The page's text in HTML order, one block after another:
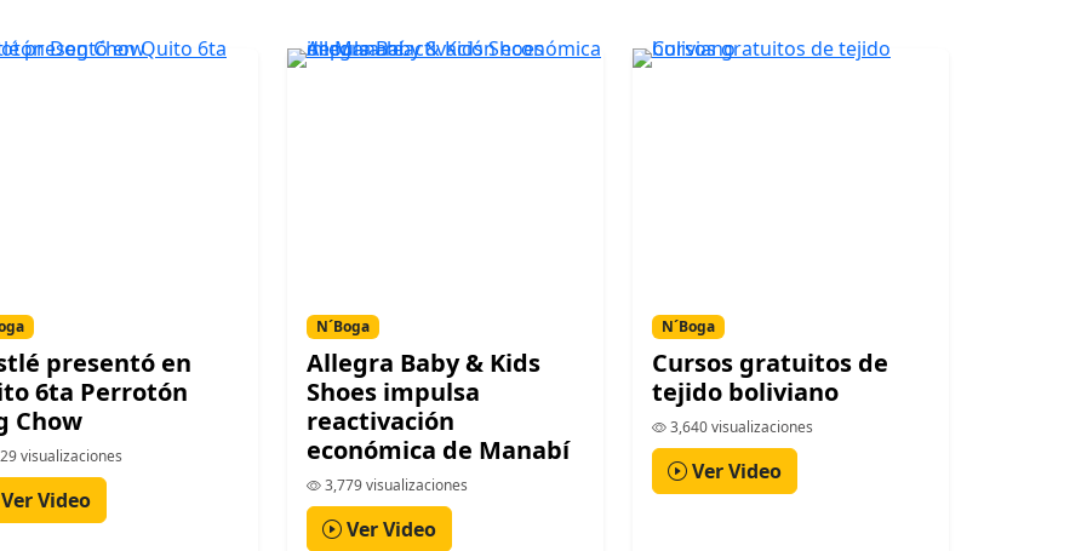
presentó en
6ta Perrotón
Chow
visualizaciones
Ver Video
N´Boga
Allegra Baby & Kids
Shoes impulsa
reactivación
económica de Manabí
3,779 visualizaciones
Ver Video
N´Boga
Cursos gratuitos de
tejido boliviano
3,640 visualizaciones
Ver Video